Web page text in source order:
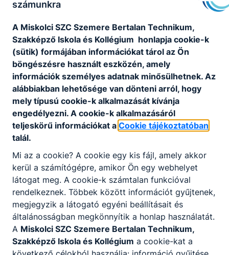
számunkra
A Miskolci SZC Szemere Bertalan Technikum,
Szakképző Iskola és Kollégium honlapja cookie-k
(sütik) formájában információkat tárol az Ön
böngészésre használt eszközén, amely
információk személyes adatnak minősülhetnek. Az
alábbiakban lehetősége van dönteni arról, hogy
mely típusú cookie-k alkalmazását kívánja
engedélyezni. A cookie-k alkalmazásáról
teljeskörű információkat a Cookie tájékoztatóban
talál.
Mi az a cookie? A cookie egy kis fájl, amely akkor
kerül a számítógépre, amikor Ön egy webhelyet
látogat meg. A cookie-k számtalan funkcióval
rendelkeznek. Többek között információt gyűjtenek,
megjegyzik a látogató egyéni beállításait és
általánosságban megkönnyítik a honlap használatát.
A Miskolci SZC Szemere Bertalan Technikum,
Szakképző Iskola és Kollégium a cookie-kat a